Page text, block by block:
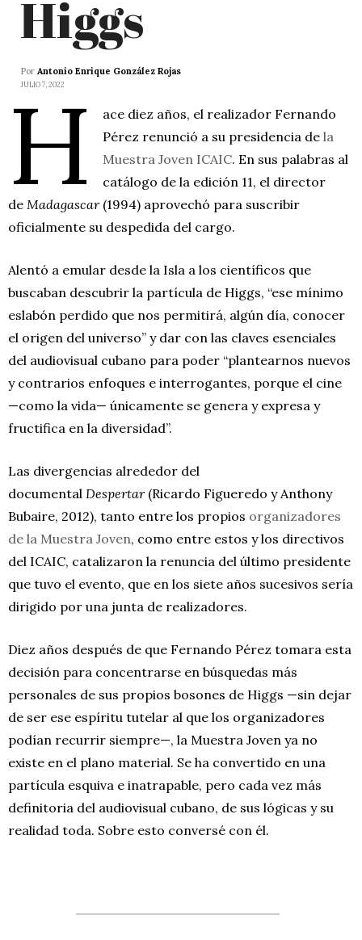
Higgs
Por Antonio Enrique González Rojas
JULIO 7, 2022
H
ace diez años, el realizador Fernando
Pérez renunció a su presidencia dela
Muestra Joven ICAIC. En sus palabras al
catálogo de la edición 11, el director
de Madagascar(1994) aprovechó para suscribir
oficialmente su despedida del cargo.
Alentó a emular desde la Isla a los científicos que
buscaban descubrir la partícula de Higgs, “ese mínimo
eslabón perdido que nos permitirá, algún día, conocer
el origen del universo” y dar con las claves esenciales
del audiovisual cubano para poder “plantearnos nuevos
y contrarios enfoques e interrogantes, porque el cine
—como la vida— únicamente se genera y expresa y
fructifica en la diversidad”.
Las divergencias alrededor del
documental Despertar(Ricardo Figueredo y Anthony
Bubaire, 2012), tanto entre los propios organizadores
de la Muestra Joven, como entre estos y los directivos
del ICAIC, catalizaron la renuncia del último presidente
que tuvo el evento, que en los siete años sucesivos sería
dirigido por una junta de realizadores.
Diez años después de que Fernando Pérez tomara esta
decisión para concentrarse en búsquedas más
personales de sus propios bosones de Higgs —sin dejar
de ser ese espíritu tutelar al que los organizadores
podían recurrir siempre—, la Muestra Joven ya no
existe en el plano material. Se ha convertido en una
partícula esquiva e inatrapable, pero cada vez más
definitoria del audiovisual cubano, de sus lógicas y su
realidad toda. Sobre esto conversé con él.